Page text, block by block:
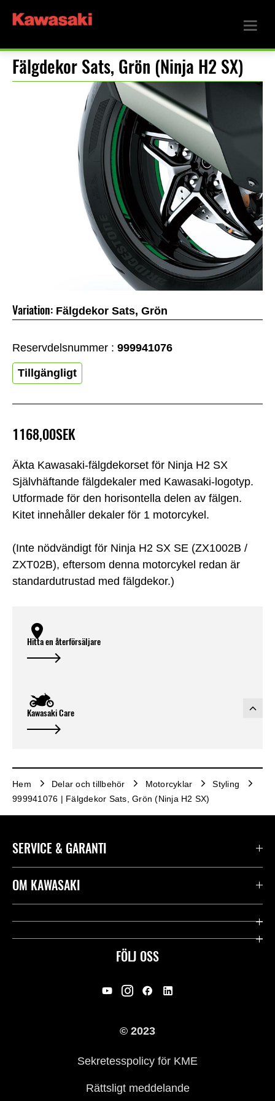
Fälgdekor Sats, Grön (Ninja H2 SX)
Äkta Kawasaki-fälgdekorset för Ninja H2 SX
Självhäftande fälgdekaler med Kawasaki-logotyp.
Utformade för den horisontella delen av fälgen.
Kitet innehåller dekaler för 1 motorcykel.
(Inte nödvändigt för Ninja H2 SX SE (ZX1002B /
ZXT02B), eftersom denna motorcykel redan är
standardutrustad med fälgdekor.)
1168,00SEK
Variation: Fälgdekor Sats, Grön
Reservdelsnummer : 999941076
Tillgängligt
Hitta en återförsäljare
Kawasaki Care
Hem Delar och tillbehör Motorcyklar
Styling
999941076 | Fälgdekor Sats, Grön (Ninja H2 SX)
FÖLJ OSS
SERVICE & GARANTI
Kontakta oss
Användbara länkar
Rättsligt & Sekretess
OM KAWASAKI
Företag
© 2023
Sekretesspolicy för KME
Rättsligt meddelande